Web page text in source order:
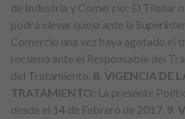
de Industria y Comercio: El Titular
podrá elevar queja ante la
Comercio una vez haya agotado el
reclamo ante el Responsable del
del Tratamiento. 8. VIGENCIA DE
TRATAMIENTO: La presente
desde el 14 de Febrero de 2017. 9.